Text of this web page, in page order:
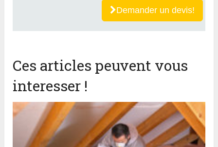
Demander un devis!
Ces articles peuvent vous
interesser !